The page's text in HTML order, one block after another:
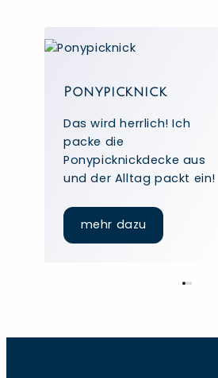
Ponypicknick
Das wird herrlich! Ich
packe die
Ponypicknickdecke aus
und der Alltag packt ein!
mehr dazu
Ponypicknick